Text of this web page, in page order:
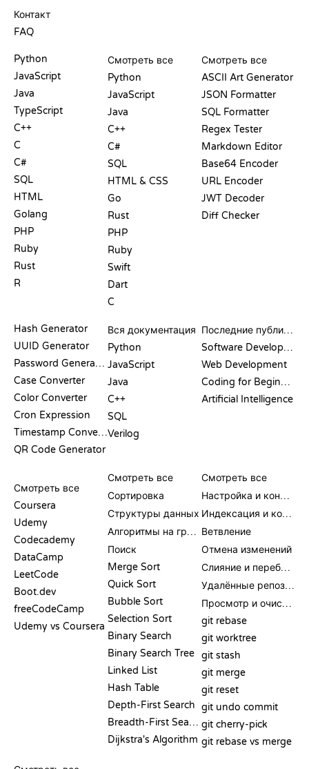
Контакт
FAQ
Python
JavaScript
Java
TypeScript
C++
C
C#
SQL
HTML
Golang
PHP
Ruby
Rust
R
Смотреть все
Python
JavaScript
Java
C++
C#
SQL
HTML & CSS
Go
Rust
PHP
Ruby
Swift
Dart
C
Смотреть все
ASCII Art Generator
JSON Formatter
SQL Formatter
Regex Tester
Markdown Editor
Base64 Encoder
URL Encoder
JWT Decoder
Diff Checker
Hash Generator
UUID Generator
Password Generator
Case Converter
Color Converter
Cron Expression
Timestamp Converter
QR Code Generator
Вся документация
Python
JavaScript
Java
C++
SQL
Verilog
Последние публикации
Software Development
Web Development
Coding for Beginners
Artificial Intelligence
Смотреть все
Coursera
Udemy
Codecademy
DataCamp
LeetCode
Boot.dev
freeCodeCamp
Udemy vs Coursera
Смотреть все
Сортировка
Структуры данных
Алгоритмы на графах
Поиск
Merge Sort
Quick Sort
Bubble Sort
Selection Sort
Binary Search
Binary Search Tree
Linked List
Hash Table
Depth-First Search
Breadth-First Search
Dijkstra's Algorithm
Смотреть все
Настройка и конфигурация
Индексация и коммит
Ветвление
Отмена изменений
Слияние и перебазирование
Удалённые репозитории
Просмотр и очистка
git rebase
git worktree
git stash
git merge
git reset
git undo commit
git cherry-pick
git rebase vs merge